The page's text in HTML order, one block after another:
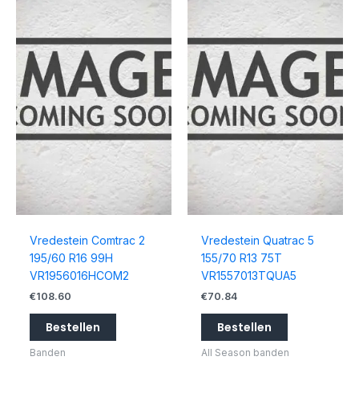
Vredestein Comtrac 2
195/60 R16 99H
VR1956016HCOM2
€108.60
Bestellen
Banden
Vredestein Quatrac 5
155/70 R13 75T
VR1557013TQUA5
€70.84
Bestellen
All Season banden